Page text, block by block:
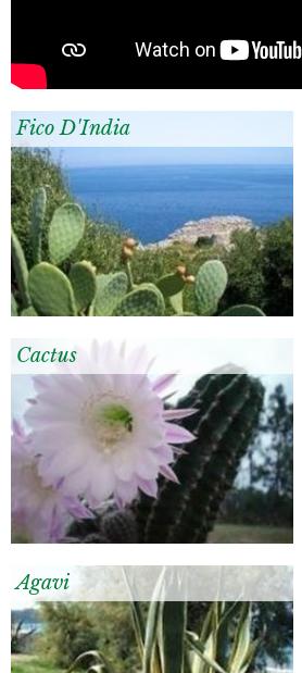
Fico D'India
Cactus
Agavi